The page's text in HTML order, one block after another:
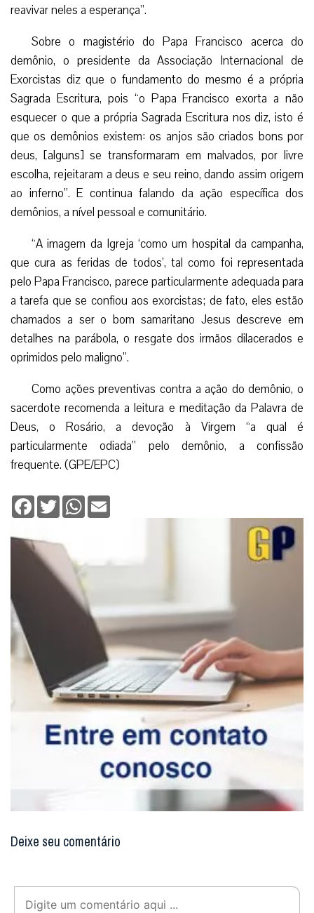
reavivar neles a esperança”.
Sobre o magistério do Papa Francisco acerca do
demônio, o presidente da Associação Internacional de
Exorcistas diz que o fundamento do mesmo é a própria
Sagrada Escritura, pois “o Papa Francisco exorta a não
esquecer o que a própria Sagrada Escritura nos diz, isto é
que os demônios existem: os anjos são criados bons por
deus, [alguns] se transformaram em malvados, por livre
escolha, rejeitaram a deus e seu reino, dando assim origem
ao inferno”. E continua falando da ação específica dos
demônios, a nível pessoal e comunitário.
“A imagem da Igreja ‘como um hospital da campanha,
que cura as feridas de todos’, tal como foi representada
pelo Papa Francisco, parece particularmente adequada para
a tarefa que se confiou aos exorcistas; de fato, eles estão
chamados a ser o bom samaritano Jesus descreve em
detalhes na parábola, o resgate dos irmãos dilacerados e
oprimidos pelo maligno”.
Como ações preventivas contra a ação do demônio, o
sacerdote recomenda a leitura e meditação da Palavra de
Deus, o Rosário, a devoção à Virgem “a qual é
particularmente odiada” pelo demônio, a confissão
frequente. (GPE/EPC)
Facebook
TwitterWhatsApp
Deixe seu comentário